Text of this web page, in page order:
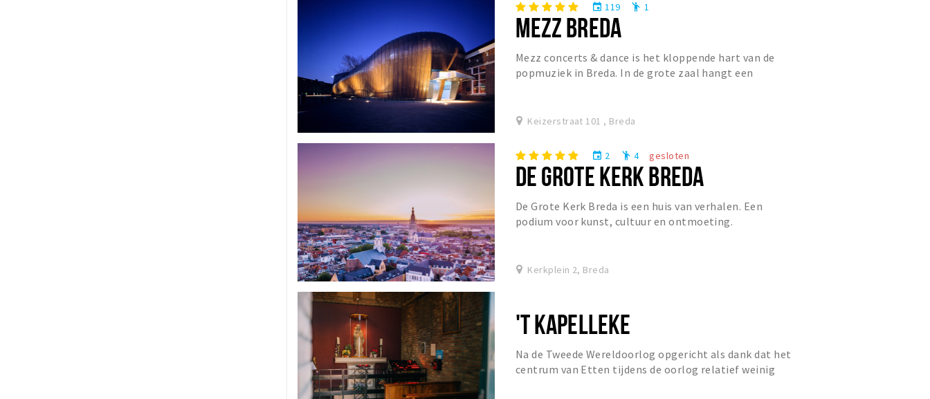
event 119 emoji_people 1
MEZZ BREDA
Mezz concerts & dance is het kloppende hart van de
popmuziek in Breda. In de grote zaal hangt een
Keizerstraat 101 , Breda
event 2 emoji_people 4 gesloten
DE GROTE KERK BREDA
De Grote Kerk Breda is een huis van verhalen. Een
podium voor kunst, cultuur en ontmoeting.
Kerkplein 2, Breda
'T KAPELLEKE
Na de Tweede Wereldoorlog opgericht als dank dat het
centrum van Etten tijdens de oorlog relatief weinig